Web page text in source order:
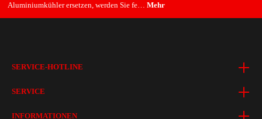
Aluminiumkühler ersetzen, werden Sie fe… Mehr
SERVICE-HOTLINE
SERVICE
INFORMATIONEN